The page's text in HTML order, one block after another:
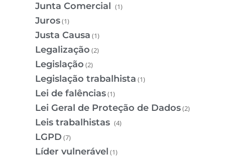
Junta Comercial (1)
Juros(1)
Justa Causa (1)
Legalização (2)
Legislação (2)
Legislação trabalhista (1)
Lei de falências(1)
Lei Geral de Proteção de Dados(2)
Leis trabalhistas (4)
LGPD (7)
Líder vulnerável (1)